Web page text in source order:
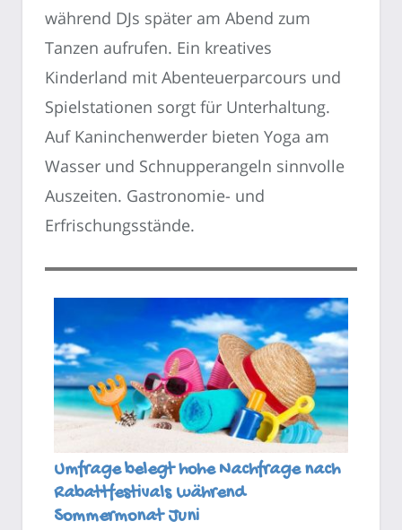
während DJs später am Abend zum
Tanzen aufrufen. Ein kreatives
Kinderland mit Abenteuerparcours und
Spielstationen sorgt für Unterhaltung.
Auf Kaninchenwerder bieten Yoga am
Wasser und Schnupperangeln sinnvolle
Auszeiten. Gastronomie- und
Erfrischungsstände.
Umfrage belegt hohe Nachfrage nach
Rabattfestivals während
Sommermonat Juni